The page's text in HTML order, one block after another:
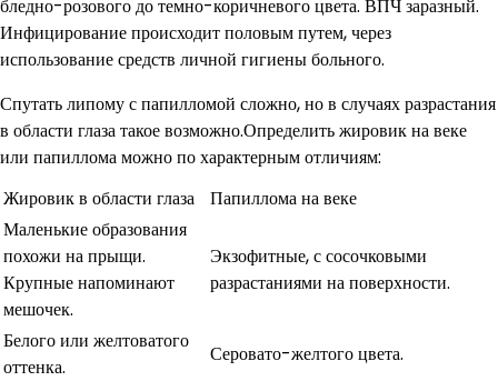
бледно-розового до темно-коричневого цвета. ВПЧ заразный.
Инфицирование происходит половым путем, через
использование средств личной гигиены больного.
Спутать липому с папилломой сложно, но в случаях разрастания
в области глаза такое возможно.Определить жировик на веке
или папиллома можно по характерным отличиям:
Жировик в области глаза
Папиллома на веке
Маленькие образования
похожи на прыщи.
Крупные напоминают
мешочек.
Экзофитные, с сосочковыми
разрастаниями на поверхности.
Белого или желтоватого
оттенка.
Серовато-желтого цвета.